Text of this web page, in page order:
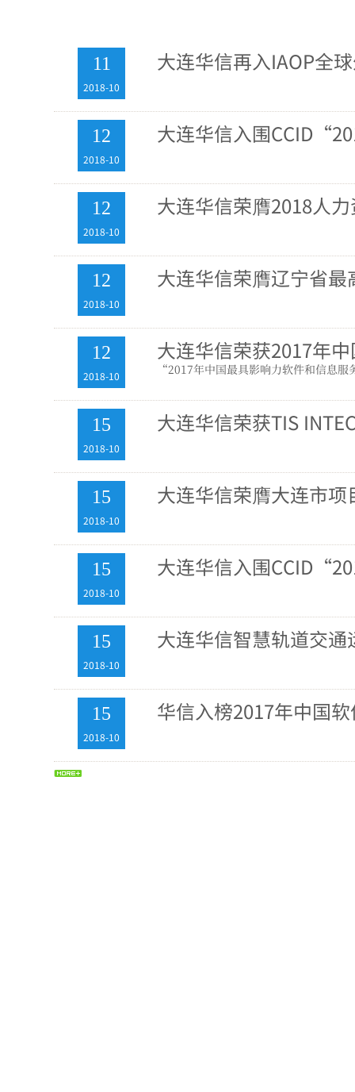
11
2018-10
大连华信再入IAOP全
12
2018-10
大连华信入围
12
2018-10
大连华信荣膺2018人
12
2018-10
大连华信荣膺辽宁省
12
2018-10
大连华信荣获2017年
“2017年中国最具影响力软件和信息
15
2018-10
大连华信荣获TIS
15
2018-10
大连华信荣膺大连市
15
2018-10
大连华信入围
15
2018-10
大连华信智慧轨道交
15
2018-10
华信入榜2017年中国